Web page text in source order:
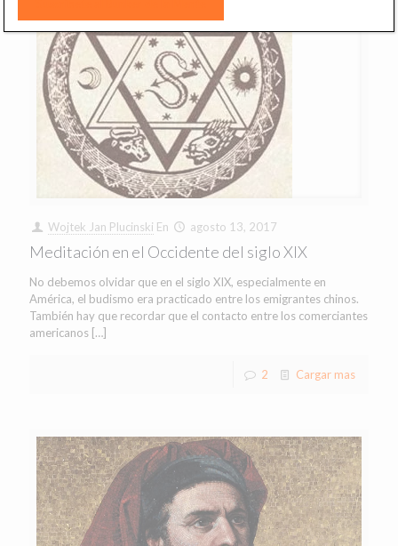
Wojtek Jan Plucinski En agosto 13, 2017
Meditación en el Occidente del siglo XIX
No debemos olvidar que en el siglo XIX, especialmente en
América, el budismo era practicado entre los emigrantes chinos.
También hay que recordar que el contacto entre los comerciantes
americanos […]
2 Cargar mas